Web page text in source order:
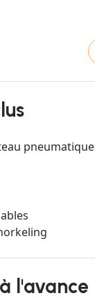
pneumatique
l'avance